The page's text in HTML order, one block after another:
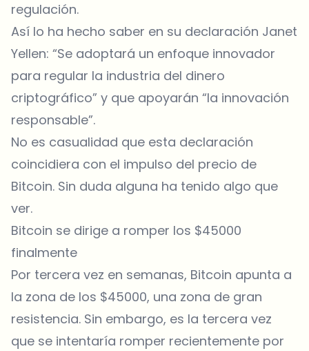
regulación.
Así lo ha hecho saber en su declaración Janet
Yellen: “Se adoptará un enfoque innovador
para regular la industria del dinero
criptográfico” y que apoyarán “la innovación
responsable”.
No es casualidad que esta declaración
coincidiera con el impulso del precio de
Bitcoin. Sin duda alguna ha tenido algo que
ver.
Bitcoin se dirige a romper los $45000
finalmente
Por tercera vez en semanas, Bitcoin apunta a
la zona de los $45000, una zona de gran
resistencia. Sin embargo, es la tercera vez
que se intentaría romper recientemente por